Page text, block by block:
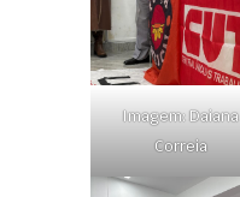
Imagem: Daiana
Correia